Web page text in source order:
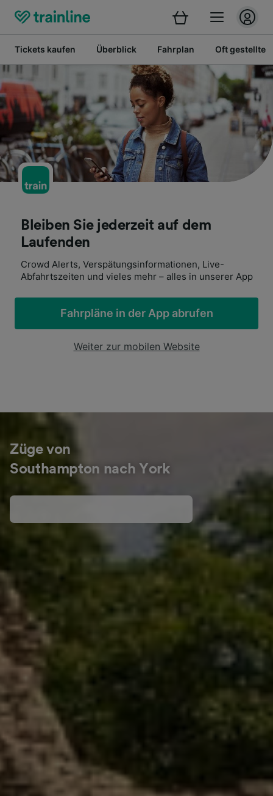
Tickets kaufen Überblick Fahrplan Oft gestellte
Bleiben Sie jederzeit auf dem
Laufenden
Crowd Alerts, Verspätungsinformationen, Live-
Abfahrtszeiten und vieles mehr – alles in unserer App
Fahrpläne in der App abrufen
Weiter zur mobilen Website
Züge von
Southampton nach York